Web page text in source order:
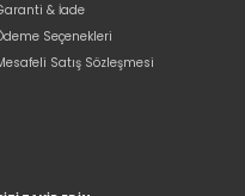
& İade
Seçenekleri
Satış Sözleşmesi